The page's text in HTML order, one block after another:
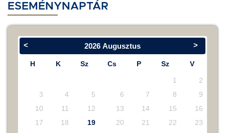
ESEMÉNYNAPTÁR
< >
2026 Augusztus
H K Sz Cs P Sz V
1
2
3
4 5 6 7 8
9
10
11 12 13 14 15
16
17
18 19 20 21 22
23